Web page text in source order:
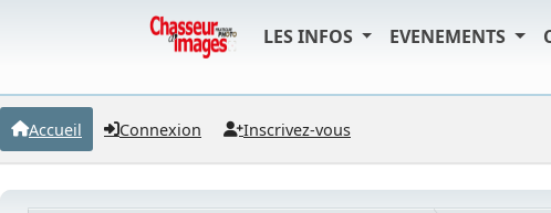
LES INFOS EVENEMENTS
Accueil Connexion Inscrivez-vous